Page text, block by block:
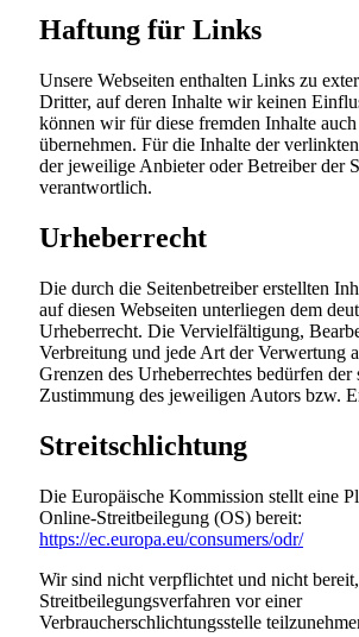
Haftung für Links
Unsere Webseiten enthalten Links zu
Dritter, auf deren Inhalte wir keinen
können wir für diese fremden Inhalte
übernehmen. Für die Inhalte der
der jeweilige Anbieter oder Betreiber der
verantwortlich.
Urheberrecht
Die durch die Seitenbetreiber erstellten
auf diesen Webseiten unterliegen dem
Urheberrecht. Die Vervielfältigung,
Verbreitung und jede Art der Verwertung
Grenzen des Urheberrechtes bedürfen
Zustimmung des jeweiligen Autors bzw.
Streitschlichtung
Die Europäische Kommission stellt eine
Online-Streitbeilegung (OS) bereit:
https://ec.europa.eu/consumers/odr/
Wir sind nicht verpflichtet und nicht
Streitbeilegungsverfahren vor einer
Verbraucherschlichtungsstelle